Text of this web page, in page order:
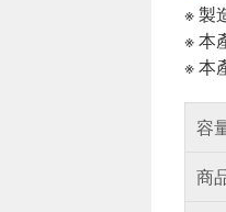
※ 製
※ 本
※ 本
容
商